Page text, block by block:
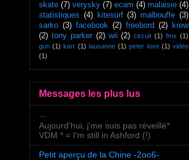
skate (7) verysky (7) ecam (4) malaisie (4)
statistiques (4) kitesurf (3) malbouffe (3)
sarko (3) facebook (2) freebord (2)
krew
(2) tony parker (2) wii (2) circuit (1) fmx (1)
gun (1) kart (1) lausanne (1) peter love (1) video
(1)
Messages les plus lus
Aujourd'hui, j'me suis pas réveillé*.
VDM * = I'm still in Ashford (!)
Petit aperçu de la Chine -2oo6-